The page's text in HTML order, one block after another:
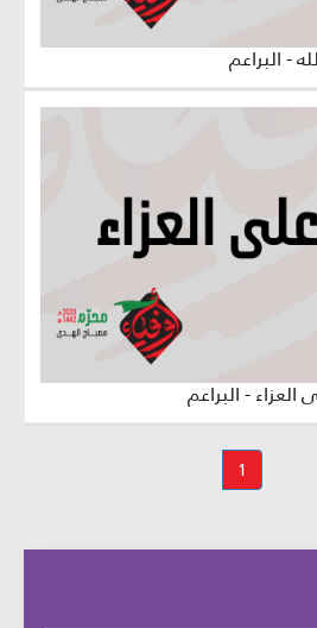
- البراعم
- البراعم
1